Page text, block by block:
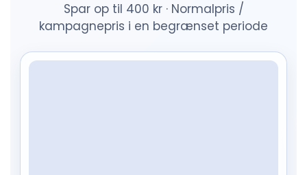
Spar op til 400 kr · Normalpris /
kampagnepris i en begrænset periode